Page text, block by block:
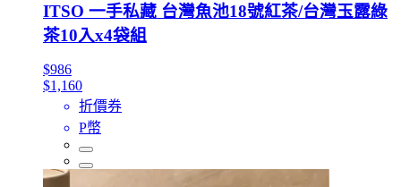
ITSO 一手私藏 台灣魚池18號紅茶/台灣玉露綠
茶10入x4袋組
$986
$1,160
折價券
P幣